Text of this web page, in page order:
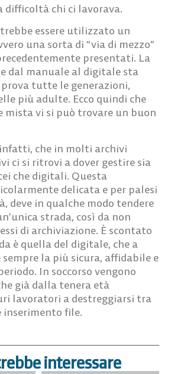
difficoltà chi ci lavorava.
essere utilizzato un
una sorta di “via di mezzo”
presentati. La
dal manuale al digitale sta
tutte le generazioni,
più adulte. Ecco quindi che
mista vi si può trovare un buon
che in molti archivi
ci si ritrovi a dover gestire sia
che digitali. Questa
delicata e per palesi
deve in qualche modo tendere
strada, così da non
di archiviazione. È scontato
è quella del digitale, che a
la più sicura, affidabile e
In soccorso vengono
già dalla tenera età
lavoratori a destreggiarsi tra
inserimento file.
interessare